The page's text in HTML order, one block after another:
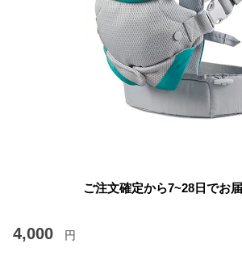
ご注文確定から7~28日でお
4,000 円